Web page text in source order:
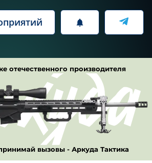
отечественного производителя
вызовы - Аркуда Тактика